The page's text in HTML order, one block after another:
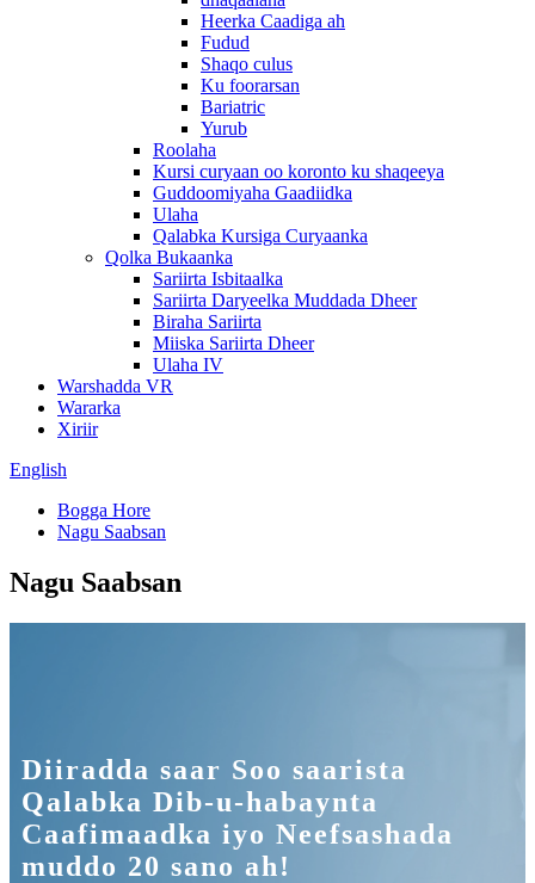
Heerka Caadiga ah
Fudud
Shaqo culus
Ku foorarsan
Bariatric
Yurub
Roolaha
Kursi curyaan oo koronto ku shaqeeya
Guddoomiyaha Gaadiidka
Ulaha
Qalabka Kursiga Curyaanka
Qolka Bukaanka
Sariirta Isbitaalka
Sariirta Daryeelka Muddada Dheer
Biraha Sariirta
Miiska Sariirta Dheer
Ulaha IV
Warshadda VR
Wararka
Xiriir
English
Bogga Hore
Nagu Saabsan
Nagu Saabsan
Diiradda saar Soo saarista
Qalabka Dib-u-habaynta
Caafimaadka iyo Neefsashada
muddo 20 sano ah!